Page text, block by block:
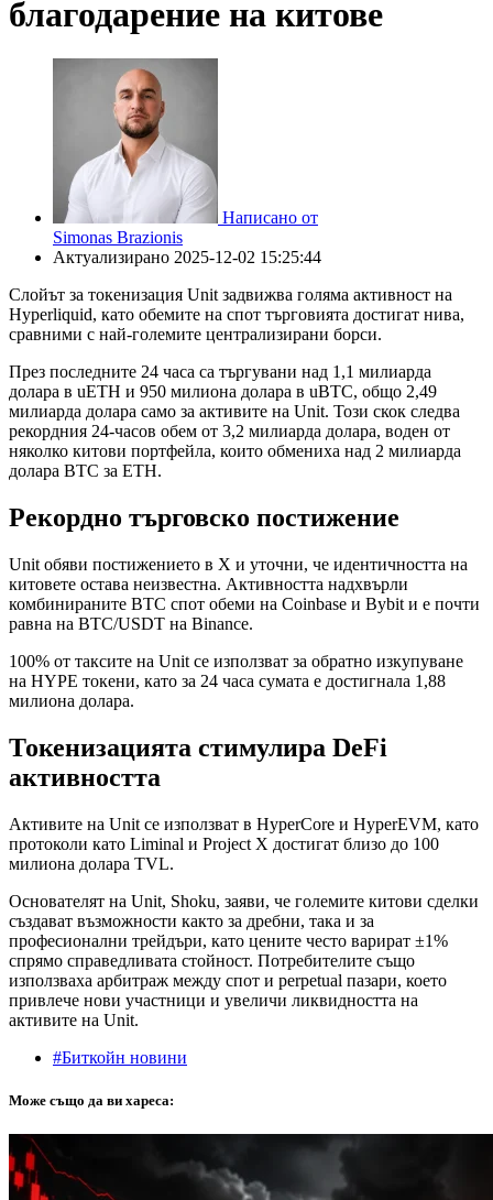
благодарение на китове
Написано от
Simonas Brazionis
Актуализирано 2025-12-02 15:25:44
Слойът за токенизация Unit задвижва голяма активност на
Hyperliquid, като обемите на спот търговията достигат нива,
сравними с най-големите централизирани борси.
През последните 24 часа са търгувани над 1,1 милиарда
долара в uETH и 950 милиона долара в uBTC, общо 2,49
милиарда долара само за активите на Unit. Този скок следва
рекордния 24-часов обем от 3,2 милиарда долара, воден от
няколко китови портфейла, които обмениха над 2 милиарда
долара BTC за ETH.
Рекордно търговско постижение
Unit обяви постижението в X и уточни, че идентичността на
китовете остава неизвестна. Активността надхвърли
комбинираните BTC спот обеми на Coinbase и Bybit и е почти
равна на BTC/USDT на Binance.
100% от таксите на Unit се използват за обратно изкупуване
на HYPE токени, като за 24 часа сумата е достигнала 1,88
милиона долара.
Токенизацията стимулира DeFi
активността
Активите на Unit се използват в HyperCore и HyperEVM, като
протоколи като Liminal и Project X достигат близо до 100
милиона долара TVL.
Основателят на Unit, Shoku, заяви, че големите китови сделки
създават възможности както за дребни, така и за
професионални трейдъри, като цените често варират ±1%
спрямо справедливата стойност. Потребителите също
използваха арбитраж между спот и perpetual пазари, което
привлече нови участници и увеличи ликвидността на
активите на Unit.
#Биткойн новини
Може също да ви хареса: